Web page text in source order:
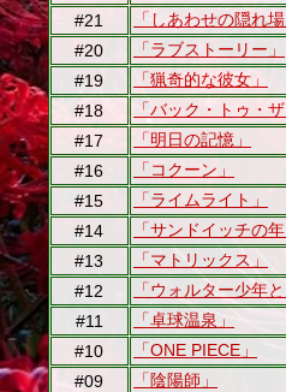
#21 「しあわせの隠れ場
#20 「ラブストーリー」
#19 「猟奇的な彼女」
#18 「バック・トゥ・
#17 「明日の記憶」
#16 「コクーン」
#15 「ライムライト」
#14 「サンドイッチの年
#13 「マトリックス」
#12 「ウォルター少年
#11 「卓球温泉」
#10 「ONE PIECE」
#09 「陰陽師」